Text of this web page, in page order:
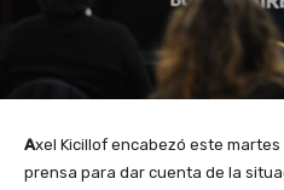
Axel Kicillof encabezó este
prensa para dar cuenta de la